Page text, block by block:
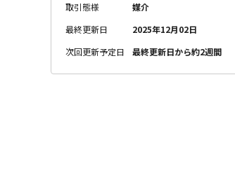
取引態様
媒介
最終更新日
2025年12月02日
次回更新予定日
最終更新日から約2週間